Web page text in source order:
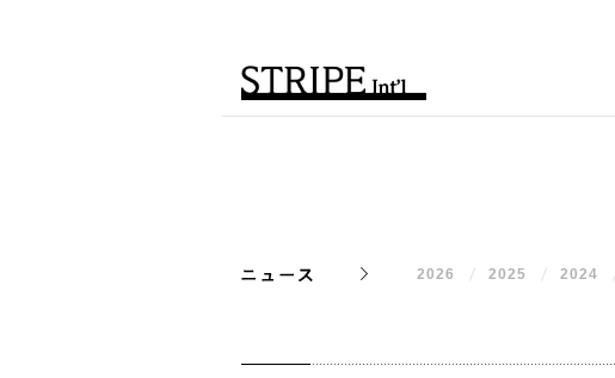
2026 2025 2024